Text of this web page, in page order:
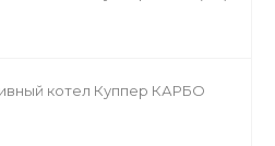
котел Куппер КАРБО